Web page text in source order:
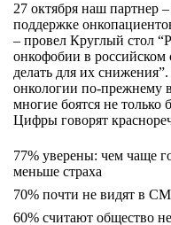
27 октября наш партнер
поддержке
– провел Круглый стол
онкофобии в российском
делать для их
онкологии по-прежнему
многие боятся не только
Цифры говорят краснор
77% уверены: чем чаще
меньше страха
70% почти не видят в
60% считают общество